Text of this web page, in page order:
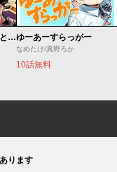
今夜もシリアルキラーと待ち合わせゆーあーすらっがー
なめたけ/真野ろか
10話無料
ります